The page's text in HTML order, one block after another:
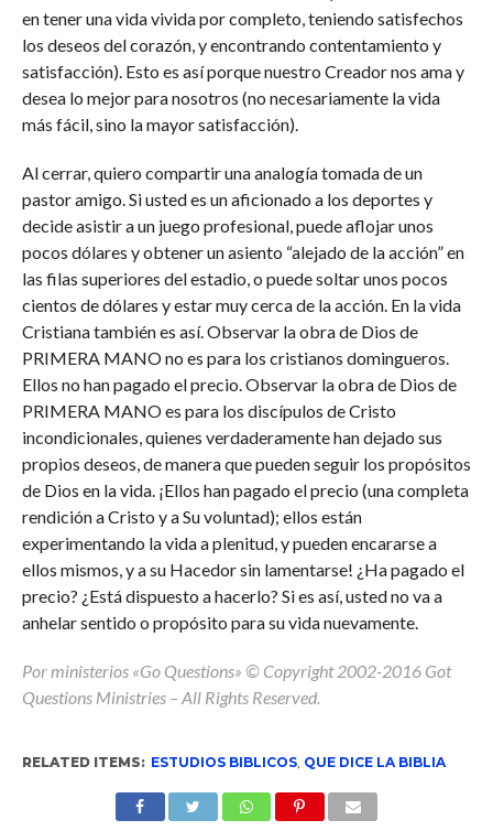
en tener una vida vivida por completo, teniendo satisfechos
los deseos del corazón, y encontrando contentamiento y
satisfacción). Esto es así porque nuestro Creador nos ama y
desea lo mejor para nosotros (no necesariamente la vida
más fácil, sino la mayor satisfacción).
Al cerrar, quiero compartir una analogía tomada de un
pastor amigo. Si usted es un aficionado a los deportes y
decide asistir a un juego profesional, puede aflojar unos
pocos dólares y obtener un asiento “alejado de la acción” en
las filas superiores del estadio, o puede soltar unos pocos
cientos de dólares y estar muy cerca de la acción. En la vida
Cristiana también es así. Observar la obra de Dios de
PRIMERA MANO no es para los cristianos domingueros.
Ellos no han pagado el precio. Observar la obra de Dios de
PRIMERA MANO es para los discípulos de Cristo
incondicionales, quienes verdaderamente han dejado sus
propios deseos, de manera que pueden seguir los propósitos
de Dios en la vida. ¡Ellos han pagado el precio (una completa
rendición a Cristo y a Su voluntad); ellos están
experimentando la vida a plenitud, y pueden encararse a
ellos mismos, y a su Hacedor sin lamentarse! ¿Ha pagado el
precio? ¿Está dispuesto a hacerlo? Si es así, usted no va a
anhelar sentido o propósito para su vida nuevamente.
Por ministerios «Go Questions» © Copyright 2002-2016 Got
Questions Ministries – All Rights Reserved.
RELATED ITEMS: ESTUDIOS BIBLICOS, QUE DICE LA BIBLIA